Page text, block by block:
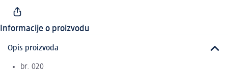
Informacije o proizvodu
Opis proizvoda
br. 020